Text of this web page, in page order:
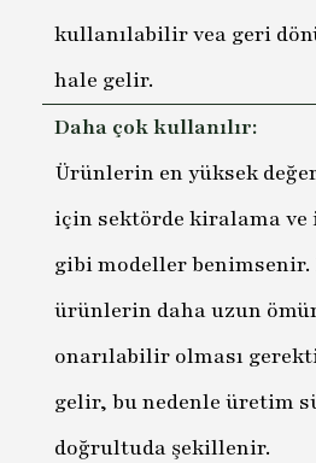
kullanılabilir vea geri
hale gelir.
Daha çok kullanılır:
Ürünlerin en yüksek
için sektörde kiralama ve
gibi modeller benimsenir.
ürünlerin daha uzun
onarılabilir olması
gelir, bu nedenle üretim
doğrultuda şekillenir.